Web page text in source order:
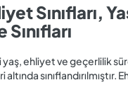
Sınıfları,
yaş, ehliyet ve geçerlilik
sınıflandırılmıştır.